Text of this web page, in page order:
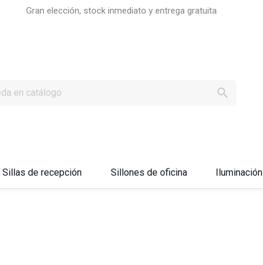
Gran elección, stock inmediato y entrega gratuita

Sillas de recepción Sillones de oficina Iluminación